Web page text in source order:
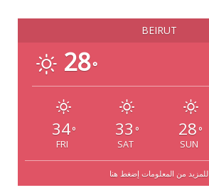
BEIRUT
28°
34°
FRI
33 °
SAT
28 °
SUN
للمزيد من المعلومات إضغط هنا